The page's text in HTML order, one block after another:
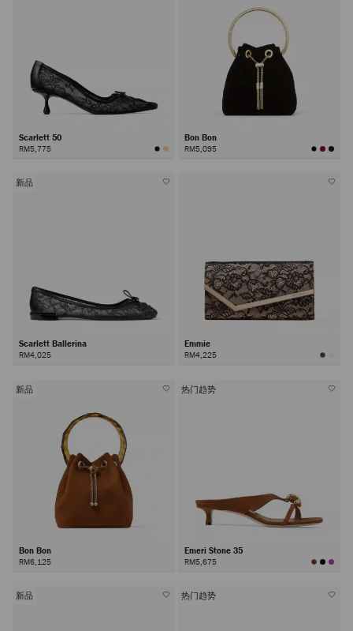
Scarlett 50
RM5,775
Bon Bon
RM5,095
新品
Scarlett Ballerina
RM4,025
Emmie
RM4,225
新品
Bon Bon
RM6,125
热门趋势
Emeri Stone 35
RM5,675
新品 热门趋势